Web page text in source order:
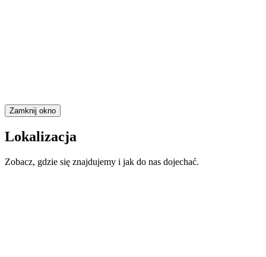
Zamknij okno
Lokalizacja
Zobacz, gdzie się znajdujemy i jak do nas dojechać.